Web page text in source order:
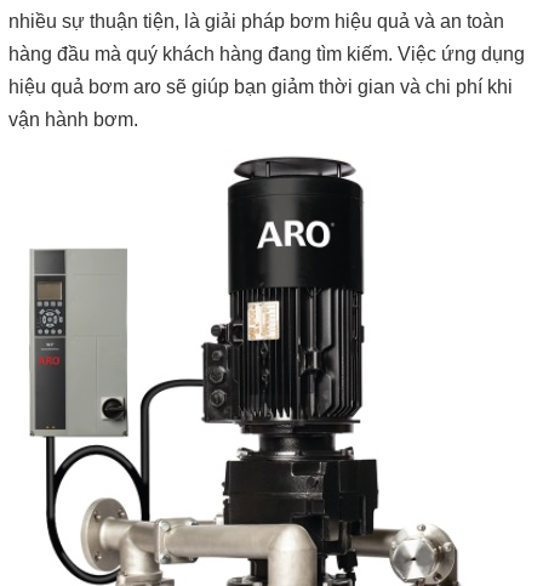
nhiều sự thuận tiện, là giải pháp bơm hiệu quả và an toàn
hàng đầu mà quý khách hàng đang tìm kiếm. Việc ứng dụng
hiệu quả bơm aro sẽ giúp bạn giảm thời gian và chi phí khi
vận hành bơm.